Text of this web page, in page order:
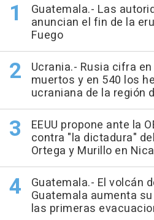
Guatemala.- Las
anuncian el fin de la
Fuego
Ucrania.- Rusia cifra
muertos y en 540 los
ucraniana de la región
EEUU propone ante la
contra "la dictadura"
Ortega y Murillo en
Guatemala.- El volcán
Guatemala aumenta
las primeras